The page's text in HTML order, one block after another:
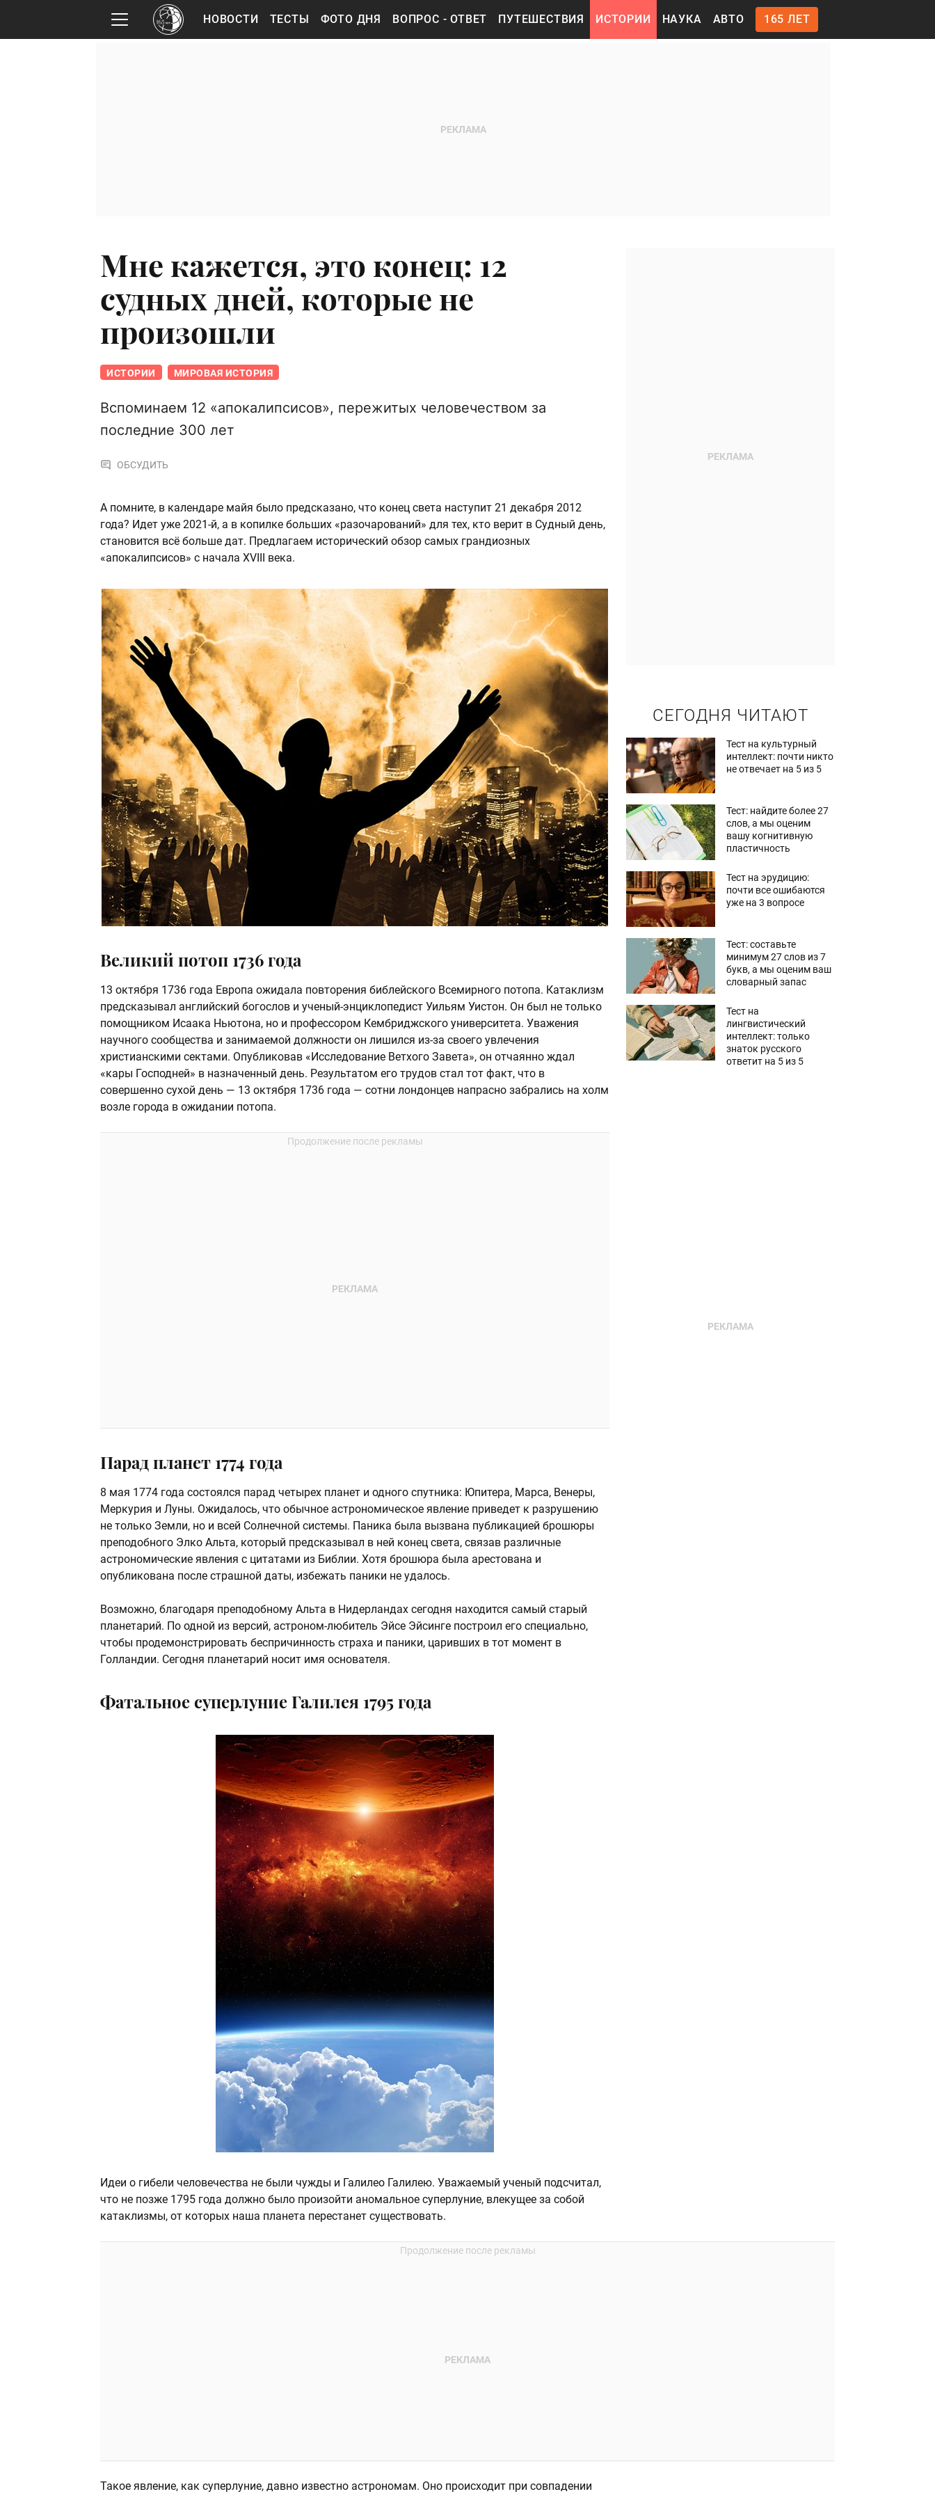
НОВОСТИ ТЕСТЫ ФОТО ДНЯ ВОПРОС - ОТВЕТ ПУТЕШЕСТВИЯ ИСТОРИИ НАУКА АВТО 165 ЛЕТ
Мне кажется, это конец: 12
судных дней, которые не
произошли
ИСТОРИИ МИРОВАЯ ИСТОРИЯ
Вспоминаем 12 «апокалипсисов», пережитых человечеством за
последние 300 лет
ОБСУДИТЬ
А помните, в календаре майя было предсказано, что конец света наступит 21 декабря 2012
года? Идет уже 2021-й, а в копилке больших «разочарований» для тех, кто верит в Судный день,
становится всё больше дат. Предлагаем исторический обзор самых грандиозных
«апокалипсисов» с начала XVIII века.
Великий потоп 1736 года
13 октября 1736 года Европа ожидала повторения библейского Всемирного потопа. Катаклизм
предсказывал английский богослов и ученый-энциклопедист Уильям Уистон. Он был не только
помощником Исаака Ньютона, но и профессором Кембриджского университета. Уважения
научного сообщества и занимаемой должности он лишился из-за своего увлечения
христианскими сектами. Опубликовав «Исследование Ветхого Завета», он отчаянно ждал
«кары Господней» в назначенный день. Результатом его трудов стал тот факт, что в
совершенно сухой день — 13 октября 1736 года — сотни лондонцев напрасно забрались на холм
возле города в ожидании потопа.
Парад планет 1774 года
8 мая 1774 года состоялся парад четырех планет и одного спутника: Юпитера, Марса, Венеры,
Меркурия и Луны. Ожидалось, что обычное астрономическое явление приведет к разрушению
не только Земли, но и всей Солнечной системы. Паника была вызвана публикацией брошюры
преподобного Элко Альта, который предсказывал в ней конец света, связав различные
астрономические явления с цитатами из Библии. Хотя брошюра была арестована и
опубликована после страшной даты, избежать паники не удалось.
Возможно, благодаря преподобному Альта в Нидерландах сегодня находится самый старый
планетарий. По одной из версий, астроном-любитель Эйсе Эйсинге построил его специально,
чтобы продемонстрировать беспричинность страха и паники, царивших в тот момент в
Голландии. Сегодня планетарий носит имя основателя.
Фатальное суперлуние Галилея 1795 года
Идеи о гибели человечества не были чужды и Галилео Галилею. Уважаемый ученый подсчитал,
что не позже 1795 года должно было произойти аномальное суперлуние, влекущее за собой
катаклизмы, от которых наша планета перестанет существовать.
Такое явление, как суперлуние, давно известно астрономам. Оно происходит при совпадении
СЕГОДНЯ ЧИТАЮТ
Тест на культурный
интеллект: почти никто
не отвечает на 5 из 5
Тест: найдите более 27
слов, а мы оценим
вашу когнитивную
пластичность
Тест на эрудицию:
почти все ошибаются
уже на 3 вопросе
Тест: составьте
минимум 27 слов из 7
букв, а мы оценим ваш
словарный запас
Тест на
лингвистический
интеллект: только
знаток русского
ответит на 5 из 5